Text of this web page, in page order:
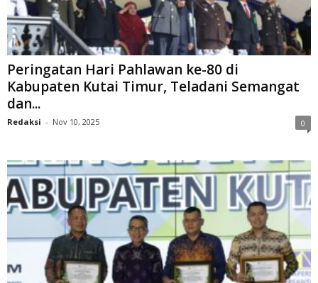
Peringatan Hari Pahlawan ke-80 di
Kabupaten Kutai Timur, Teladani Semangat
dan...
Redaksi - Nov 10, 2025 0